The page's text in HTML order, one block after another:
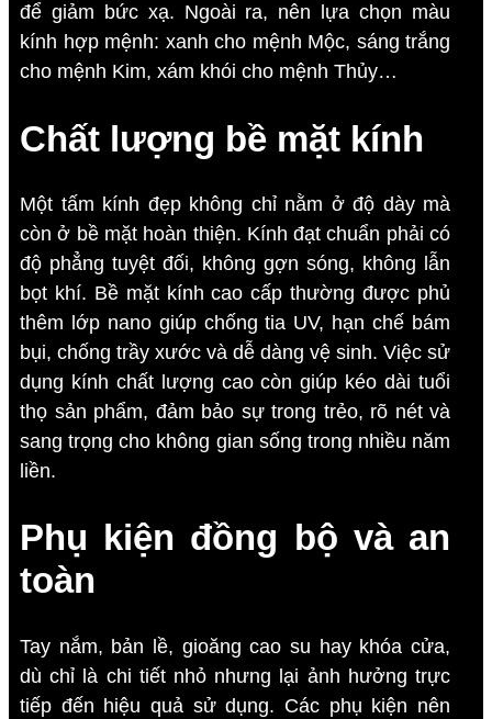
để giảm bức xạ. Ngoài ra, nên lựa chọn màu
kính hợp mệnh: xanh cho mệnh Mộc, sáng trắng
cho mệnh Kim, xám khói cho mệnh Thủy…
Chất lượng bề mặt kính
Một tấm kính đẹp không chỉ nằm ở độ dày mà
còn ở bề mặt hoàn thiện. Kính đạt chuẩn phải có
độ phẳng tuyệt đối, không gợn sóng, không lẫn
bọt khí. Bề mặt kính cao cấp thường được phủ
thêm lớp nano giúp chống tia UV, hạn chế bám
bụi, chống trầy xước và dễ dàng vệ sinh. Việc sử
dụng kính chất lượng cao còn giúp kéo dài tuổi
thọ sản phẩm, đảm bảo sự trong trẻo, rõ nét và
sang trọng cho không gian sống trong nhiều năm
liền.
Phụ kiện đồng bộ và an
toàn
Tay nắm, bản lề, gioăng cao su hay khóa cửa,
dù chỉ là chi tiết nhỏ nhưng lại ảnh hưởng trực
tiếp đến hiệu quả sử dụng. Các phụ kiện nên